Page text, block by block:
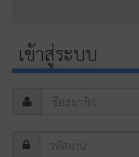
เข้าสู่ระบบ